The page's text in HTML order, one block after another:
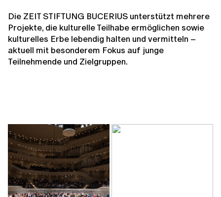
Die ZEIT STIFTUNG BUCERIUS unterstützt mehrere
Projekte, die kulturelle Teilhabe ermöglichen sowie
kulturelles Erbe lebendig halten und vermitteln –
aktuell mit besonderem Fokus auf junge
Teilnehmende und Zielgruppen.